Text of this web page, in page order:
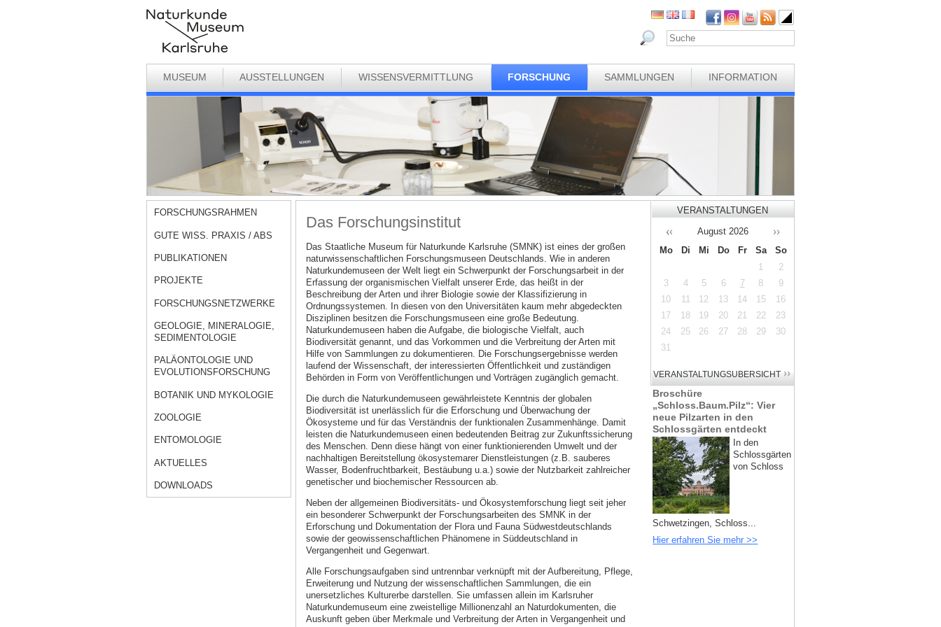
MUSEUM AUSSTELLUNGEN WISSENSVERMITTLUNG FORSCHUNG SAMMLUNGEN INFORMATION
FORSCHUNGSRAHMEN
GUTE WISS. PRAXIS / ABS
PUBLIKATIONEN
PROJEKTE
FORSCHUNGSNETZWERKE
GEOLOGIE, MINERALOGIE,
SEDIMENTOLOGIE
PALÄONTOLOGIE UND
EVOLUTIONSFORSCHUNG
BOTANIK UND MYKOLOGIE
ZOOLOGIE
ENTOMOLOGIE
AKTUELLES
DOWNLOADS
Das Forschungsinstitut
Das Staatliche Museum für Naturkunde Karlsruhe (SMNK) ist eines der großen
naturwissenschaftlichen Forschungsmuseen Deutschlands. Wie in anderen
Naturkundemuseen der Welt liegt ein Schwerpunkt der Forschungsarbeit in der
Erfassung der organismischen Vielfalt unserer Erde, das heißt in der
Beschreibung der Arten und ihrer Biologie sowie der Klassifizierung in
Ordnungssystemen. In diesen von den Universitäten kaum mehr abgedeckten
Disziplinen besitzen die Forschungsmuseen eine große Bedeutung.
Naturkundemuseen haben die Aufgabe, die biologische Vielfalt, auch
Biodiversität genannt, und das Vorkommen und die Verbreitung der Arten mit
Hilfe von Sammlungen zu dokumentieren. Die Forschungsergebnisse werden
laufend der Wissenschaft, der interessierten Öffentlichkeit und zuständigen
Behörden in Form von Veröffentlichungen und Vorträgen zugänglich gemacht.
Die durch die Naturkundemuseen gewährleistete Kenntnis der globalen
Biodiversität ist unerlässlich für die Erforschung und Überwachung der
Ökosysteme und für das Verständnis der funktionalen Zusammenhänge. Damit
leisten die Naturkundemuseen einen bedeutenden Beitrag zur Zukunftssicherung
des Menschen. Denn diese hängt von einer funktionierenden Umwelt und der
nachhaltigen Bereitstellung ökosystemarer Dienstleistungen (z.B. sauberes
Wasser, Bodenfruchtbarkeit, Bestäubung u.a.) sowie der Nutzbarkeit zahlreicher
genetischer und biochemischer Ressourcen ab.
Neben der allgemeinen Biodiversitäts- und Ökosystemforschung liegt seit jeher
ein besonderer Schwerpunkt der Forschungsarbeiten des SMNK in der
Erforschung und Dokumentation der Flora und Fauna Südwestdeutschlands
sowie der geowissenschaftlichen Phänomene in Süddeutschland in
Vergangenheit und Gegenwart.
Alle Forschungsaufgaben sind untrennbar verknüpft mit der Aufbereitung, Pflege,
Erweiterung und Nutzung der wissenschaftlichen Sammlungen, die ein
unersetzliches Kulturerbe darstellen. Sie umfassen allein im Karlsruher
Naturkundemuseum eine zweistellige Millionenzahl an Naturdokumenten, die
Auskunft geben über Merkmale und Verbreitung der Arten in Vergangenheit und
VERANSTALTUNGEN
August 2026
Mo
Di Mi Do Fr Sa
So
1
2
3
4 5 6 7 8
9
10
11 12 13 14 15
16
17
18 19 20 21 22
23
24
25 26 27 28 29
30
31
Broschüre
„Schloss.Baum.Pilz“: Vier
neue Pilzarten in den
Schlossgärten entdeckt
In den
Schlossgärten
von Schloss
Schwetzingen, Schloss...
Hier erfahren Sie mehr >>